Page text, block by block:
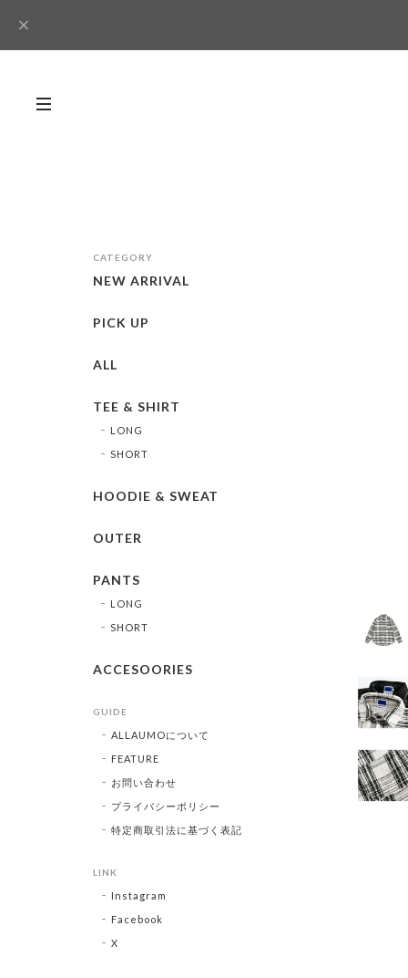
CATEGORY
NEW ARRIVAL
PICK UP
ALL
TEE & SHIRT
LONG
SHORT
HOODIE & SWEAT
OUTER
PANTS
LONG
SHORT
ACCESOORIES
GUIDE
ALLAUMOについて
FEATURE
お問い合わせ
プライバシーポリシー
特定商取引法に基づく表記
LINK
Instagram
Facebook
X